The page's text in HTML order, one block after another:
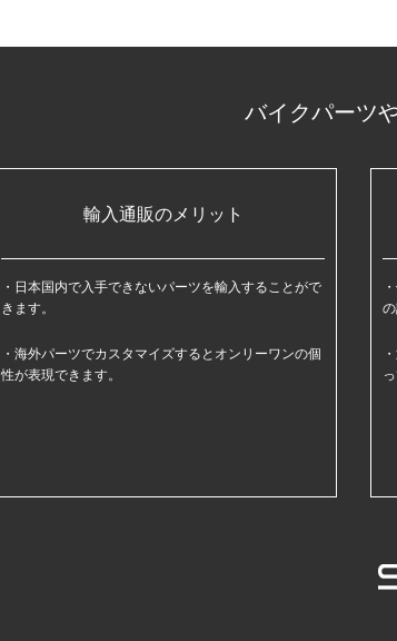
バイクパーツ
輸入通販のメリット
日本国内で入手できないパーツを輸入することがで
きます。
海外パーツでカスタマイズするとオンリーワンの個
性が表現できます。